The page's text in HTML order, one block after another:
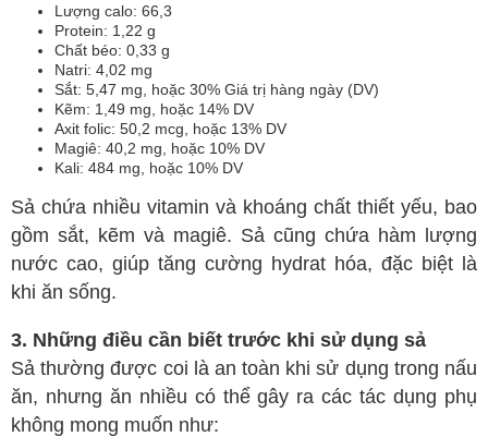
Lượng calo: 66,3
Protein: 1,22 g
Chất béo: 0,33 g
Natri: 4,02 mg
Sắt: 5,47 mg, hoặc 30% Giá trị hàng ngày (DV)
Kẽm: 1,49 mg, hoặc 14% DV
Axit folic: 50,2 mcg, hoặc 13% DV
Magiê: 40,2 mg, hoặc 10% DV
Kali: 484 mg, hoặc 10% DV
Sả chứa nhiều vitamin và khoáng chất thiết yếu, bao
gồm sắt, kẽm và magiê. Sả cũng chứa hàm lượng
nước cao, giúp tăng cường hydrat hóa, đặc biệt là
khi ăn sống.
3. Những điều cần biết trước khi sử dụng sả
Sả thường được coi là an toàn khi sử dụng trong nấu
ăn, nhưng ăn nhiều có thể gây ra các tác dụng phụ
không mong muốn như: